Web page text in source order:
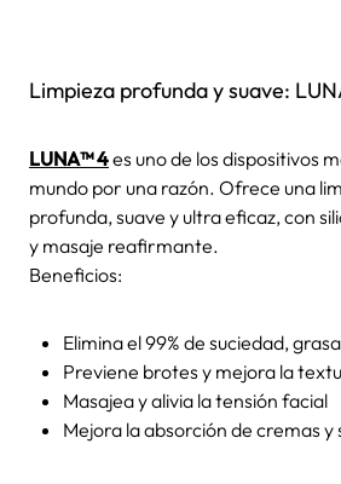
Limpieza profunda y suave:
LUNA™ 4es uno de los dispositivos
mundo por una razón. Ofrece una
profunda, suave y ultra eficaz, con
y masaje reafirmante.
Beneficios:
Elimina el 99% de suciedad,
Previene brotes y mejora la
Masajea y alivia la tensión facial
Mejora la absorción de cremas y